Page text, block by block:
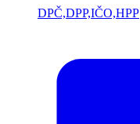
DPČ,DPP,IČO,HPP